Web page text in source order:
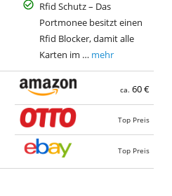
Rfid Schutz – Das
Portmonee besitzt einen
Rfid Blocker, damit alle
Karten im … mehr
ca. 60 €
Top Preis
Top Preis